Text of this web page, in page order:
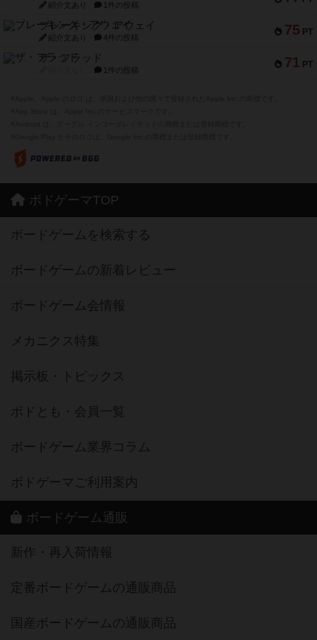
紹介文あり 1件の投稿
75 PT
ブレーキング・アウェイ
紹介文あり 4件の投稿
71 PT
ザ・フラッド
1件の投稿
ボドゲーマTOP
ボードゲームを検索する
ボードゲームの新着レビュー
ボードゲーム会情報
メカニクス特集
掲示板・トピックス
ボドとも・会員一覧
ボードゲーム業界コラム
ボドゲーマご利用案内
ボードゲーム通販
新作・再入荷情報
定番ボードゲームの通販商品
国産ボードゲームの通販商品